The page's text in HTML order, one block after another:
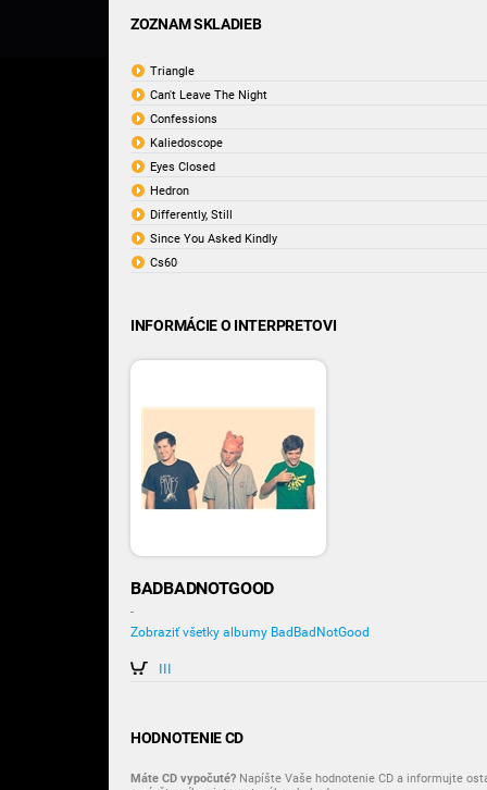
ZOZNAM SKLADIEB
Triangle
Can't Leave The Night
Confessions
Kaliedoscope
Eyes Closed
Hedron
Differently, Still
Since You Asked Kindly
Cs60
INFORMÁCIE O INTERPRETOVI
BADBADNOTGOOD
-
Zobraziť všetky albumy BadBadNotGood
III
HODNOTENIE CD
Máte CD vypočuté? Napíšte Vaše hodnotenie CD a informujte